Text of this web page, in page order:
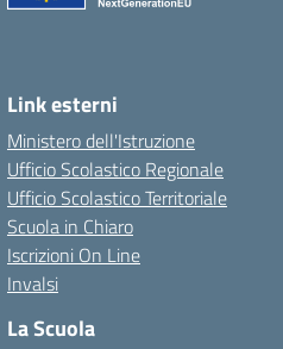
Link esterni
Ministero dell'Istruzione
Ufficio Scolastico Regionale
Ufficio Scolastico Territoriale
Scuola in Chiaro
Iscrizioni On Line
Invalsi
La Scuola